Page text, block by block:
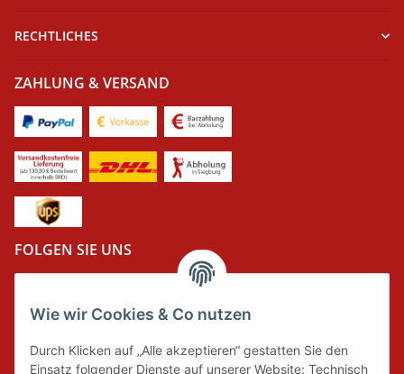
Wie wir Cookies & Co nutzen
Durch Klicken auf „Alle akzeptieren“ gestatten Sie den
Einsatz folgender Dienste auf unserer Website: Technisch
RECHTLICHES
ZAHLUNG & VERSAND
FOLGEN SIE UNS
Wir tragen Verantwortung und erfüllen unsere